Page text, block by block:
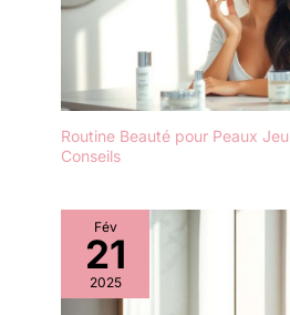
Routine Beauté pour Peaux
Conseils
Fév
21
2025